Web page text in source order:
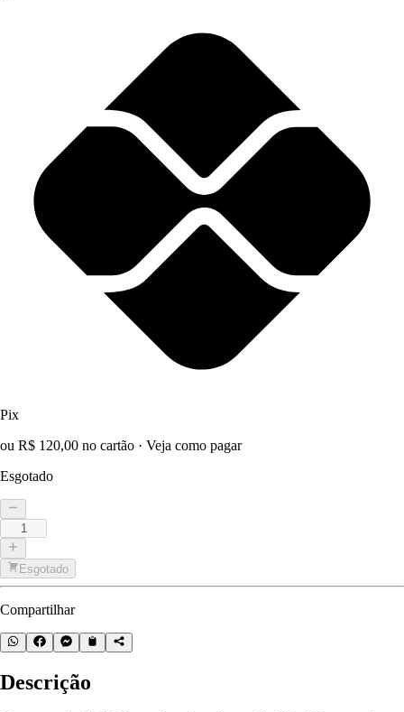
Pix
ou R$ 120,00 no cartão · Veja como pagar
Esgotado
Esgotado
Compartilhar
Descrição